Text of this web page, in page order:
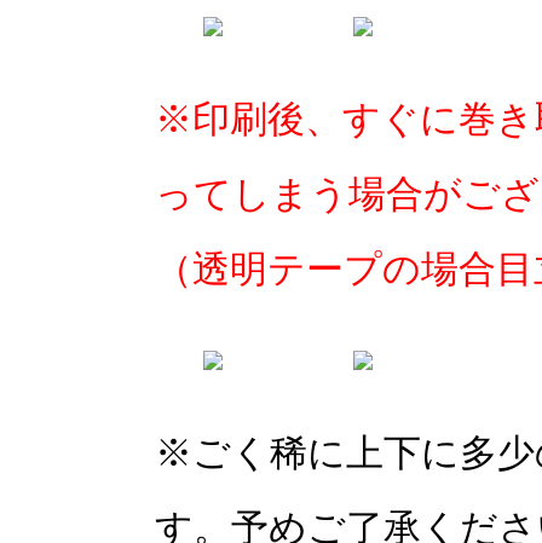
※印刷後、すぐに巻
ってしまう場合がご
（透明テープの場合
※ごく稀に上下に多
す。予めご了承くだ